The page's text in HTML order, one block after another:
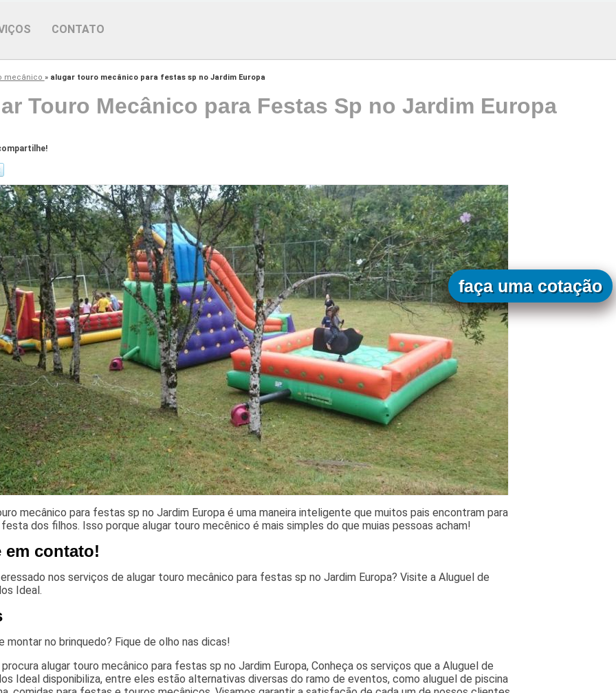
CONTATO
mecânico » alugar touro mecânico para festas sp no Jardim Europa
Touro Mecânico para Festas Sp no Jardim Europa
mecânico para festas sp no Jardim Europa é uma maneira inteligente que muitos pais encontram para
festa dos filhos. Isso porque alugar touro mecênico é mais simples do que muias pessoas acham!
em contato!
nos serviços de alugar touro mecânico para festas sp no Jardim Europa? Visite a Aluguel de
Ideal.
montar no brinquedo? Fique de olho nas dicas!
alugar touro mecânico para festas sp no Jardim Europa, Conheça os serviços que a Aluguel de
Ideal disponibiliza, entre eles estão alternativas diversas do ramo de eventos, como aluguel de piscina
faça uma cotação